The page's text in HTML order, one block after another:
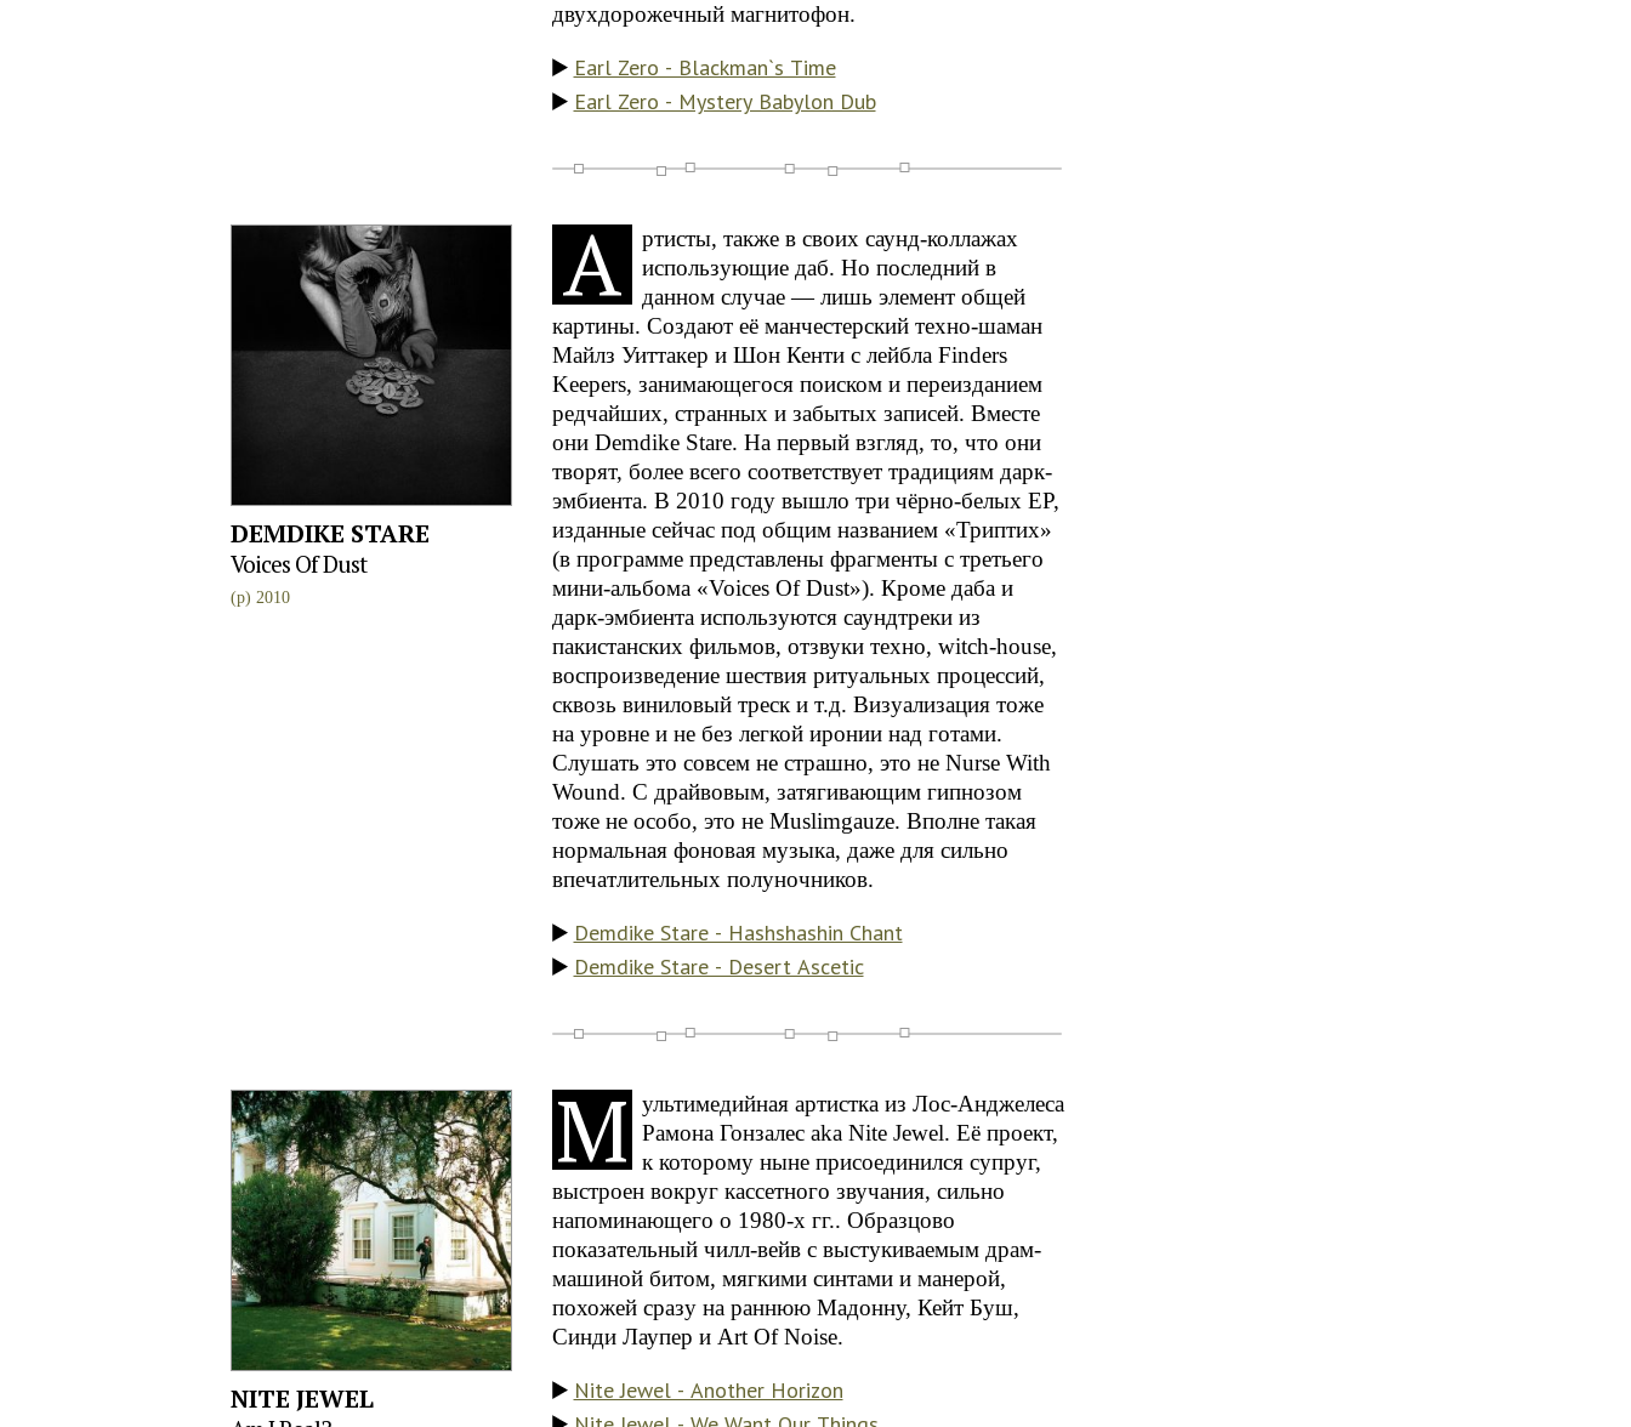
двухдорожечный магнитофон.
Earl Zero - Blackman`s Time
Earl Zero - Mystery Babylon Dub
DEMDIKE STARE
Voices Of Dust
(p) 2010
А
ртисты, также в своих саунд-коллажах
использующие даб. Но последний в
данном случае — лишь элемент общей
картины. Создают её манчестерский техно-шаман
Майлз Уиттакер и Шон Кенти с лейбла Finders
Keepers, занимающегося поиском и переизданием
редчайших, странных и забытых записей. Вместе
они Demdike Stare. На первый взгляд, то, что они
творят, более всего соответствует традициям дарк-
эмбиента. В 2010 году вышло три чёрно-белых EP,
изданные сейчас под общим названием «Триптих»
(в программе представлены фрагменты с третьего
мини-альбома «Voices Of Dust»). Кроме даба и
дарк-эмбиента используются саундтреки из
пакистанских фильмов, отзвуки техно, witch-house,
воспроизведение шествия ритуальных процессий,
сквозь виниловый треск и т.д. Визуализация тоже
на уровне и не без легкой иронии над готами.
Слушать это совсем не страшно, это не Nurse With
Wound. С драйвовым, затягивающим гипнозом
тоже не особо, это не Muslimgauze. Вполне такая
нормальная фоновая музыка, даже для сильно
впечатлительных полуночников.
Demdike Stare - Hashshashin Chant
Demdike Stare - Desert Ascetic
NITE JEWEL
М ультимедийная артистка из Лос-Анджелеса
Рамона Гонзалес aka Nite Jewel. Её проект,
к которому ныне присоединился супруг,
выстроен вокруг кассетного звучания, сильно
напоминающего о 1980-х гг.. Образцово
показательный чилл-вейв с выстукиваемым драм-
машиной битом, мягкими синтами и манерой,
похожей сразу на раннюю Мадонну, Кейт Буш,
Синди Лаупер и Art Of Noise.
Nite Jewel - Another Horizon